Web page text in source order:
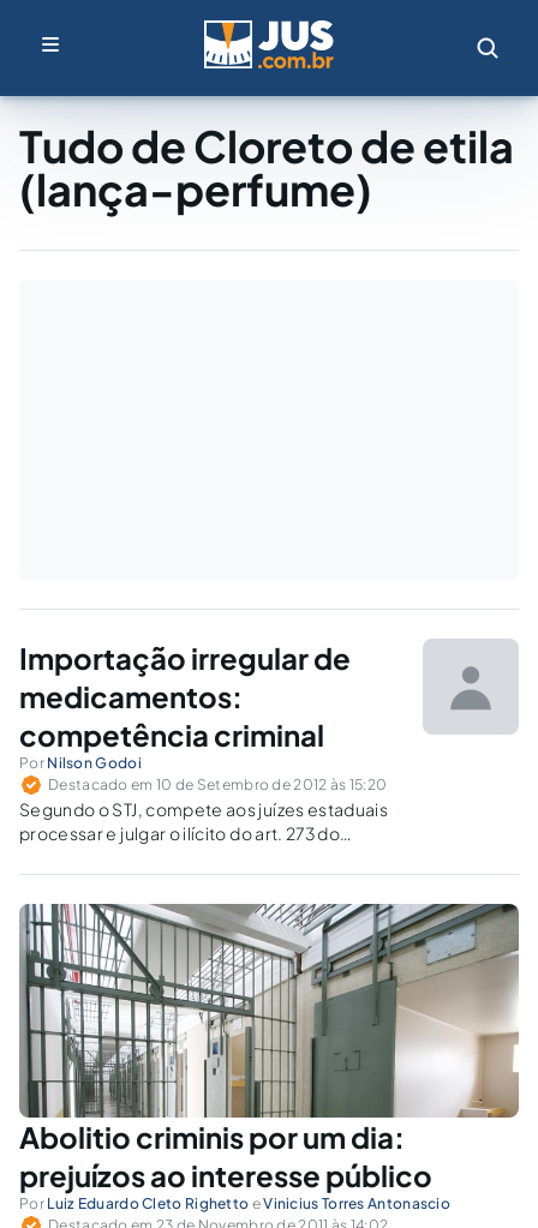
Tudo de Cloreto de etila
(lança-perfume)
Importação irregular de
medicamentos:
competência criminal
Por Nilson Godoi
Destacado em 10 de Setembro de 2012 às 15:20
Segundo o STJ, compete aos juízes estaduais
processar e julgar o ilícito do art. 273 do
internacionalidade.
Abolitio criminis por um dia:
prejuízos ao interesse público
Por Luiz Eduardo Cleto Righetto eVinicius Torres Antonascio